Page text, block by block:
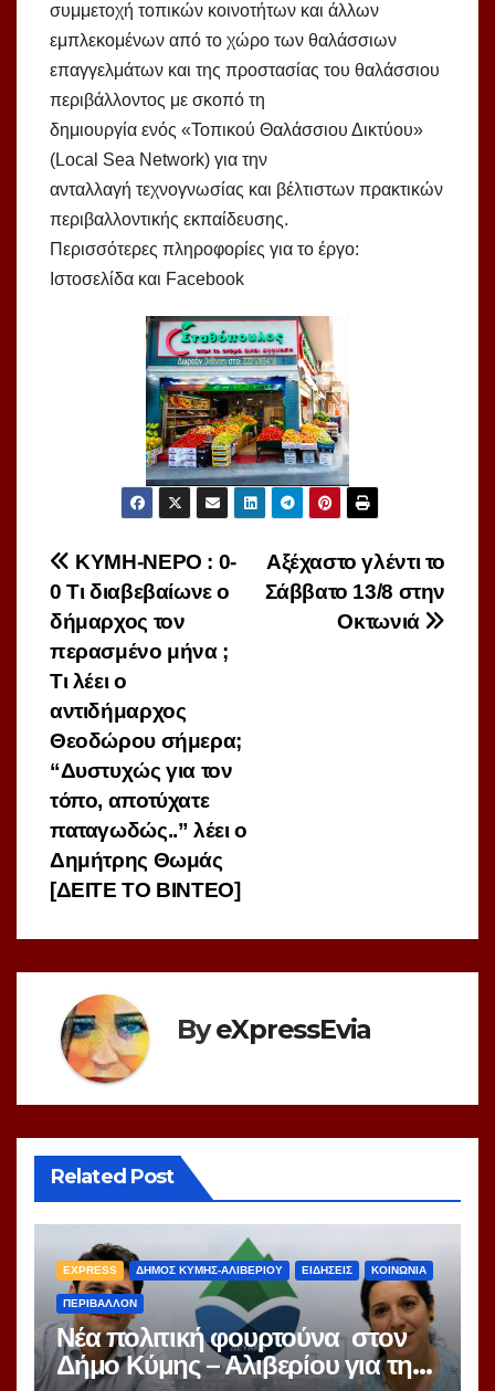
συμμετοχή τοπικών κοινοτήτων και άλλων
εμπλεκομένων από το χώρο των θαλάσσιων
επαγγελμάτων και της προστασίας του θαλάσσιου
περιβάλλοντος με σκοπό τη
δημιουργία ενός «Τοπικού Θαλάσσιου Δικτύου»
(Local Sea Network) για την
ανταλλαγή τεχνογνωσίας και βέλτιστων πρακτικών
περιβαλλοντικής εκπαίδευσης.
Περισσότερες πληροφορίες για το έργο:
Ιστοσελίδα και Facebook
Πλοήγηση
άρθρων
Aξέχαστο γλέντι το
Σάββατο 13/8 στην
Οκτωνιά
ΚΥΜΗ-ΝΕΡΟ : 0-
0 Τι διαβεβαίωνε ο
δήμαρχος τον
περασμένο μήνα ;
Τι λέει ο
αντιδήμαρχος
Θεοδώρου σήμερα;
“Δυστυχώς για τον
τόπο, αποτύχατε
παταγωδώς..” λέει ο
Δημήτρης Θωμάς
[ΔΕΙΤΕ ΤΟ ΒΙΝΤΕΟ]
ByeXpressEvia
Related Post
EXPRESS ΔΗΜΟΣ ΚΥΜΗΣ-ΑΛΙΒΕΡΙΟΥ ΕΙΔΗΣΕΙΣ ΚΟΙΝΩΝΙΑ
ΠΕΡΙΒΑΛΛΟΝ
Νέα πολιτική φουρτούνα στον
Δήμο Κύμης – Αλιβερίου για την